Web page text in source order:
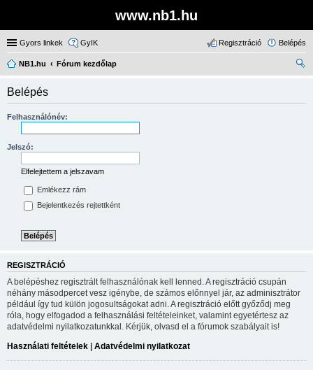
www.nb1.hu
Gyors linkek GyIK Belépés
Regisztráció
NB1.hu
Fórum kezdőlap
Belépés
Felhasználónév:
Jelszó:
Elfelejtettem a jelszavam
Emlékezz rám
Bejelentkezés rejtettként
REGISZTRÁCIÓ
A belépéshez regisztrált felhasználónak kell lenned. A regisztráció csupán
néhány másodpercet vesz igénybe, de számos előnnyel jár, az adminisztrátor
például így tud külön jogosultságokat adni. A regisztráció előtt győződj meg
róla, hogy elfogadod a felhasználási feltételeinket, valamint egyetértesz az
adatvédelmi nyilatkozatunkkal. Kérjük, olvasd el a fórumok szabályait is!
Használati feltételek | Adatvédelmi nyilatkozat